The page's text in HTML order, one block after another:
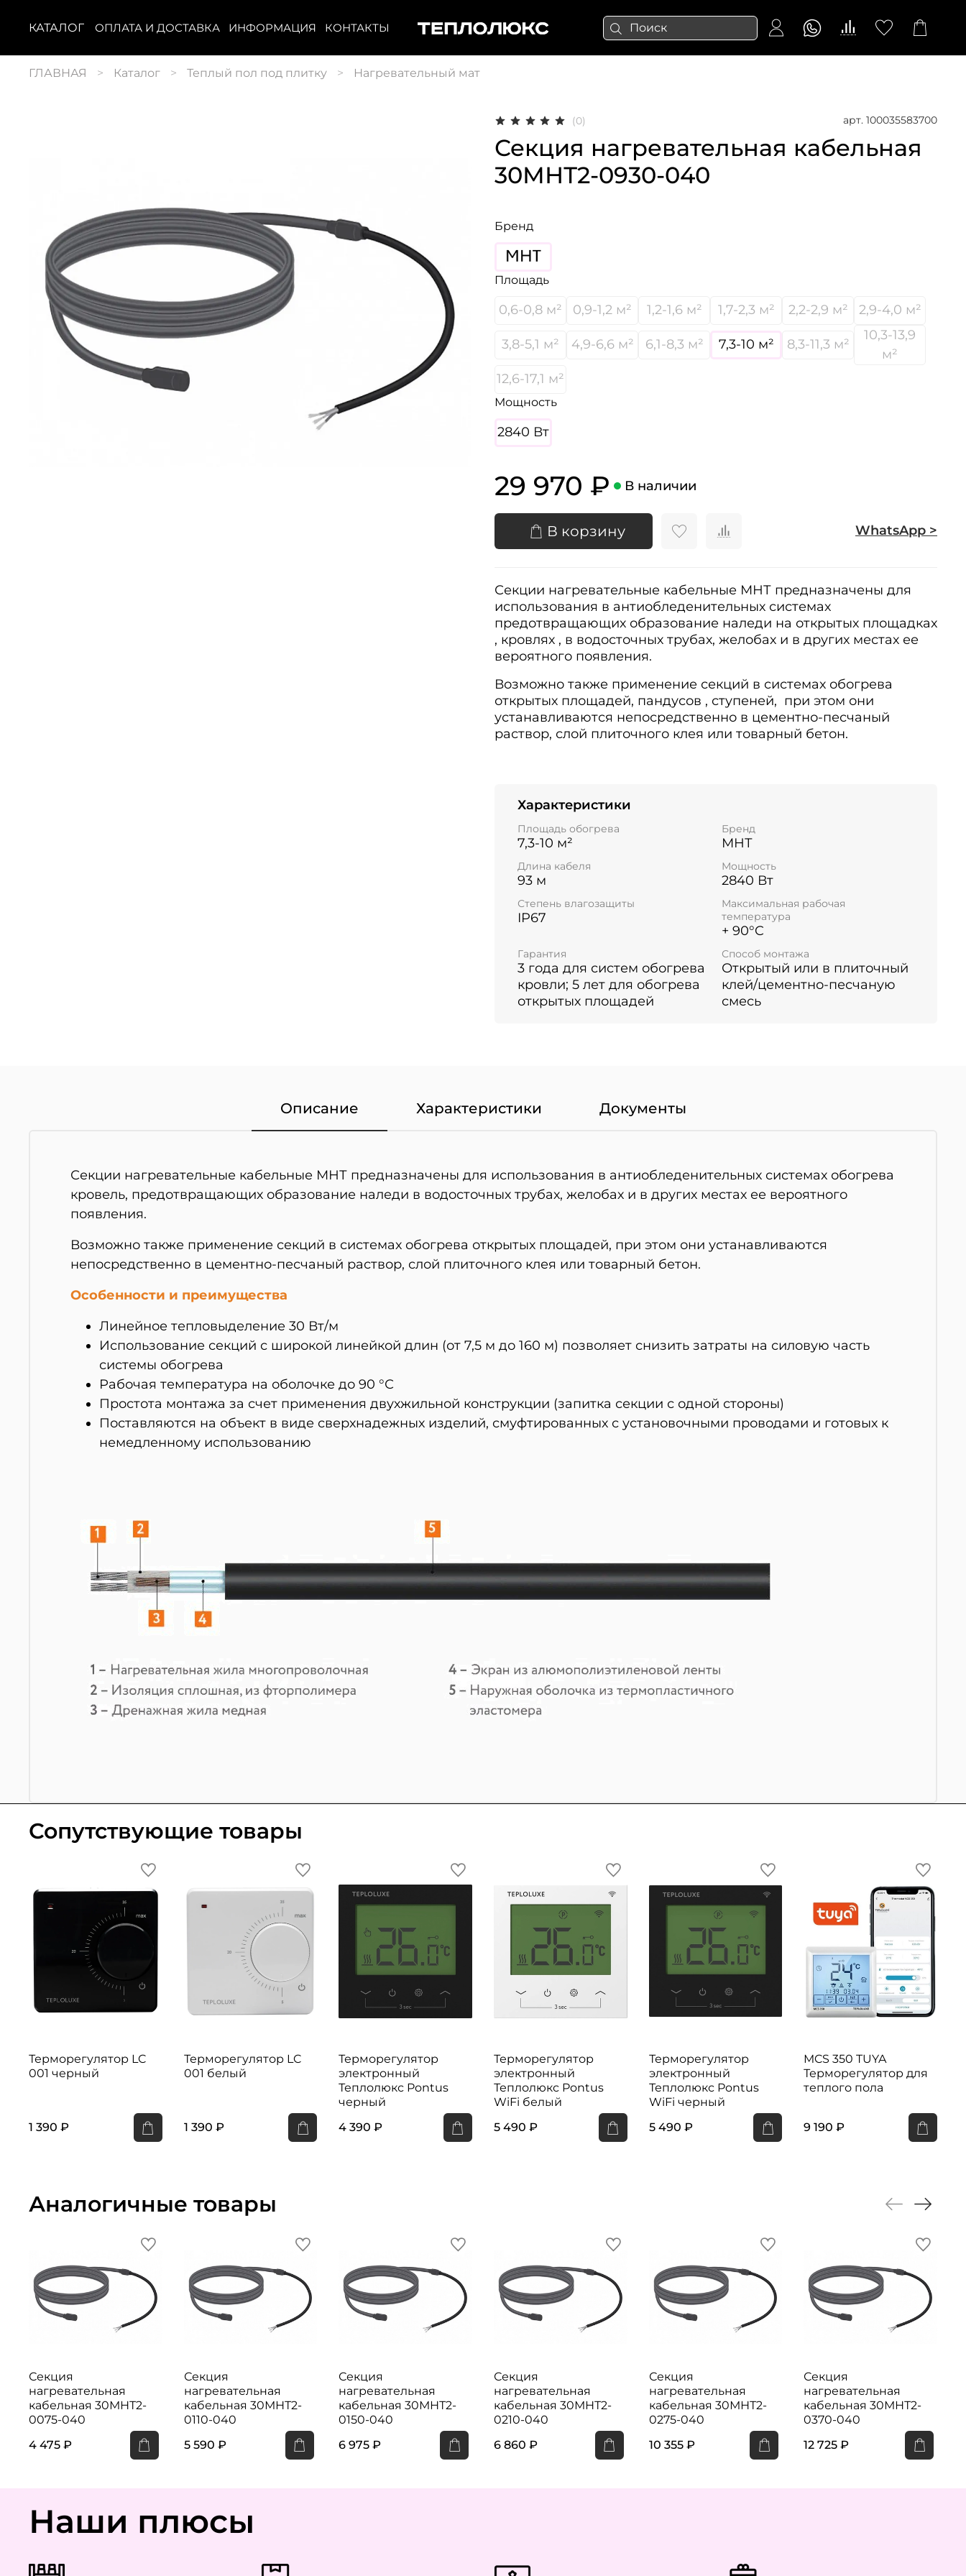
КАТАЛОГ ОПЛАТА И ДОСТАВКА ИНФОРМАЦИЯ КОНТАКТЫ
ГЛАВНАЯ Каталог Теплый пол под плитку Нагревательный мат
(0) арт. 100035583700
Секция нагревательная кабельная
30МНТ2-0930-040
Бренд
Площадь
0,6-0,8 м² 0,9-1,2 м² 1,2-1,6 м² 1,7-2,3 м² 2,2-2,9 м² 2,9-4,0 м²
3,8-5,1 м² 4,9-6,6 м² 6,1-8,3 м² 7,3-10 м² 8,3-11,3 м²
10,3-13,9
м²
12,6-17,1 м²
Мощность
2840 Вт
29 970 ₽ В наличии
В корзину WhatsApp >
Секции нагревательные кабельные МНТ предназначены для
использования в антиобледенительных системах
предотвращающих образование наледи на открытых площадках
, кровлях , в водосточных трубах, желобах и в других местах ее
вероятного появления.
Возможно также применение секций в системах обогрева
открытых площадей, пандусов , ступеней, при этом они
устанавливаются непосредственно в цементно-песчаный
раствор, слой плиточного клея или товарный бетон.
Характеристики
Площадь обогрева
7,3-10 м²
Бренд
МНТ
Длина кабеля
93 м
Мощность
2840 Вт
Степень влагозащиты
IP67
Максимальная рабочая
температура
+ 90°C
Гарантия
3 года для систем обогрева
кровли; 5 лет для обогрева
открытых площадей
Способ монтажа
Открытый или в плиточный
клей/цементно-песчаную
смесь
Описание Характеристики Документы
Секции нагревательные кабельные МНТ предназначены для использования в антиобледенительных системах обогрева
кровель, предотвращающих образование наледи в водосточных трубах, желобах и в других местах ее вероятного
появления.
Возможно также применение секций в системах обогрева открытых площадей, при этом они устанавливаются
непосредственно в цементно-песчаный раствор, слой плиточного клея или товарный бетон.
Особенности и преимущества
Линейное тепловыделение 30 Вт/м
Использование секций с широкой линейкой длин (от 7,5 м до 160 м) позволяет снизить затраты на силовую часть
системы обогрева
Рабочая температура на оболочке до 90 °С
Простота монтажа за счет применения двухжильной конструкции (запитка секции с одной стороны)
Поставляются на объект в виде сверхнадежных изделий, смуфтированных с установочными проводами и готовых к
немедленному использованию
Сопутствующие товары
Терморегулятор LC
001 черный
1 390 ₽
Терморегулятор LC
001 белый
1 390 ₽
Терморегулятор
электронный
Теплолюкс Pontus
черный
4 390 ₽
Терморегулятор
электронный
Теплолюкс Pontus
WiFi белый
5 490 ₽
Терморегулятор
электронный
Теплолюкс Pontus
WiFi черный
5 490 ₽
MCS 350 TUYA
Терморегулятор для
теплого пола
9 190 ₽
Аналогичные товары
Секция
нагревательная
кабельная 30МНТ2-
0075-040
4 475 ₽
Секция
нагревательная
кабельная 30МНТ2-
0110-040
5 590 ₽
Секция
нагревательная
кабельная 30МНТ2-
0150-040
6 975 ₽
Секция
нагревательная
кабельная 30МНТ2-
0210-040
6 860 ₽
Секция
нагревательная
кабельная 30МНТ2-
0275-040
10 355 ₽
Секция
нагревательная
кабельная 30МНТ2-
0370-040
12 725 ₽
Наши плюсы